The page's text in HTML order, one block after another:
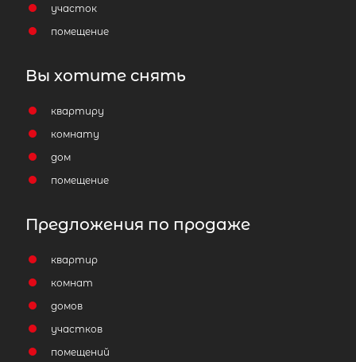
участок
помещение
Вы хотите снять
квартиру
комнату
дом
помещение
Предложения по продаже
квартир
комнат
домов
участков
помещений